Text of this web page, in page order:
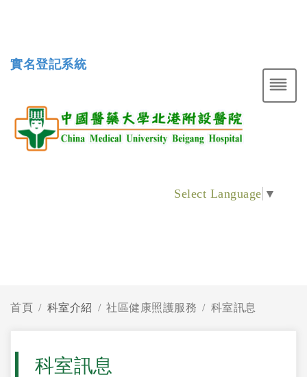
實名登記系統
Select Language ▼
首頁 科室介紹 社區健康照護服務 科室訊息
科室訊息